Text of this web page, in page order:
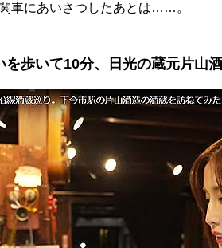
車にあいさつしたあとは……。
を歩いて10分、日光の蔵元片山